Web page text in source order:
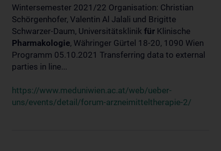
Wintersemester 2021/22 Organisation: Christian
Schörgenhofer, Valentin Al Jalali und Brigitte
Schwarzer-Daum, Universitätsklinik für Klinische
Pharmakologie, Währinger Gürtel 18-20, 1090 Wien
Programm 05.10.2021 Transferring data to external
parties in line...
https://www.meduniwien.ac.at/web/ueber-
uns/events/detail/forum-arzneimitteltherapie-2/